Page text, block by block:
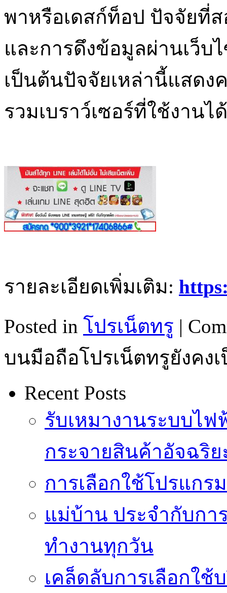
พาหรือเดสก์ท็อป ปัจจัยที่
และการดึงข้อมูลผ่านเว็บไ
เป็นต้นปัจจัยเหล่านี้แสดง
รวมเบราว์เซอร์ที่ใช้งาน
รายละเอียดเพิ่มเติม:
Posted in โปรเน็ตทรู |
บนมือถือโปรเน็ตทรูยังคง
Recent Posts
รับเหมางานระบบไ
กระจายสินค้าอัจฉริย
การเลือกใช้โปรแกร
แม่บ้าน ประจำกับกา
ทำงานทุกวัน
เคล็ดลับการเลือกใช้